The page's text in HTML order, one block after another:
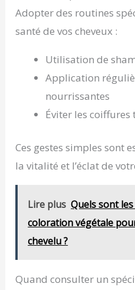
Adopter des routines
santé de vos cheveux :
Utilisation de
Application
nourrissantes
Éviter les coiffures
Ces gestes simples sont
la vitalité et l’éclat de
Lire plus Quels sont
coloration végétale
chevelu ?
Quand consulter un